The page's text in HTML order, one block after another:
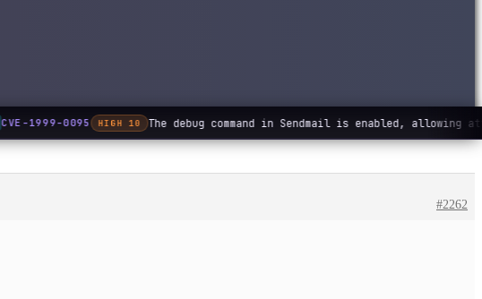
#2262
CVE-1999-0095 HIGH 10 The debug command in Sendmail is enabled, allowing